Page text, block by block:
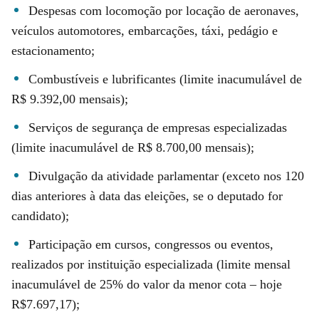
Despesas com locomoção por locação de aeronaves,
veículos automotores, embarcações, táxi, pedágio e
estacionamento;
Combustíveis e lubrificantes (limite inacumulável de
R$ 9.392,00 mensais);
Serviços de segurança de empresas especializadas
(limite inacumulável de R$ 8.700,00 mensais);
Divulgação da atividade parlamentar (exceto nos 120
dias anteriores à data das eleições, se o deputado for
candidato);
Participação em cursos, congressos ou eventos,
realizados por instituição especializada (limite mensal
inacumulável de 25% do valor da menor cota – hoje
R$7.697,17);